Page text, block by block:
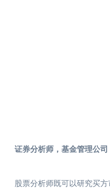
证券分析师，基金管理公司
股票分析师既可以研究买